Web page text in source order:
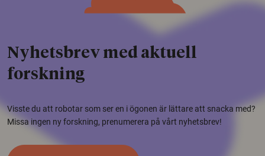
Nyhetsbrev med aktuell
forskning
Visste du att robotar som ser en i ögonen är lättare att snacka med?
Missa ingen ny forskning, prenumerera på vårt nyhetsbrev!